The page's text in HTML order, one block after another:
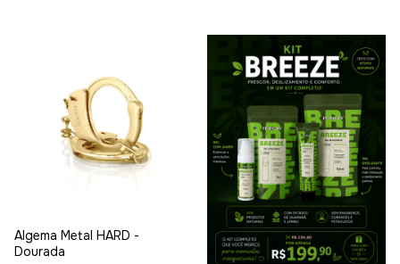
Algema Metal HARD -
Dourada